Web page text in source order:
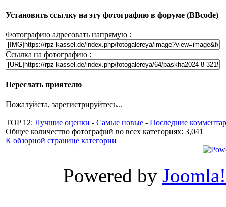
Установить ссылку на эту фотографию в форуме (BBcode)
Фотографию адресовать напрямую :
Ссылка на фотографию :
Переслать приятелю
Пожалуйста, зарегистрируйтесь...
TOP 12: Лучшие оценки - Самые новые - Последние
Общее количество фотографий во всех категориях: 3,041
К обзорной странице категории
Powered by Joomla!